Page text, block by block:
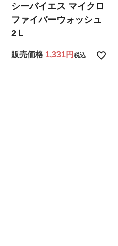
シーバイエス マイクロ
ファイバーウォッシュ
2Ｌ
販売価格 1,331 税込